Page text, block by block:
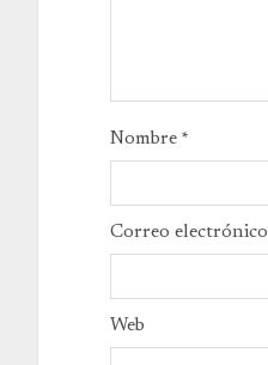
Nombre *
Correo electrónico
Web